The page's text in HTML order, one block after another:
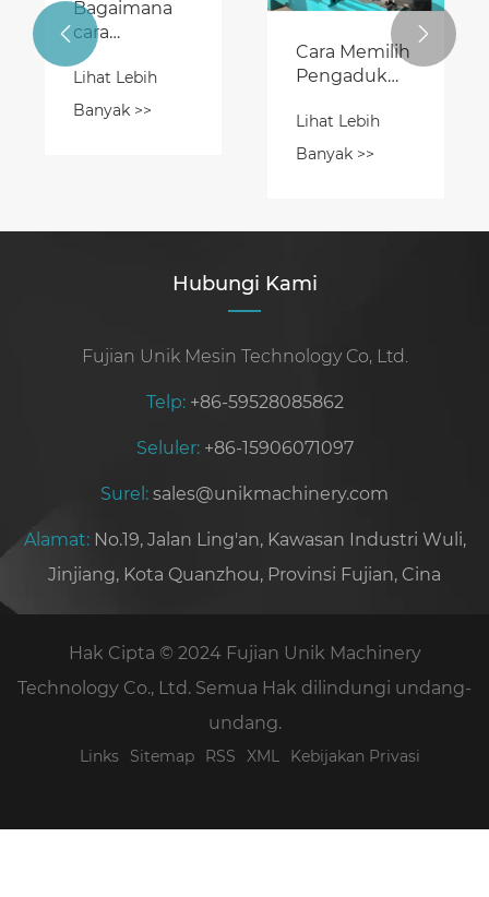
Bagaimana
cara
menggunakan
Mesin Blok
Saling
Lihat Lebih
Banyak >>
Cara Memilih
Pengaduk
Terbaik
untuk
Lihat Lebih
Banyak >>
 
Hubungi Kami
Fujian Unik Mesin Technology Co, Ltd.
Telp: +86-59528085862
Seluler: +86-15906071097
Surel: sales@unikmachinery.com
Alamat: No.19, Jalan Ling'an, Kawasan Industri Wuli,
Jinjiang, Kota Quanzhou, Provinsi Fujian, Cina
Hak Cipta © 2024 Fujian Unik Machinery
Technology Co., Ltd. Semua Hak dilindungi undang-
undang.
Links Sitemap RSS XML Kebijakan Privasi